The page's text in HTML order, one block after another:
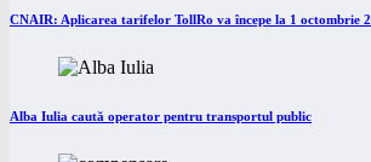
CNAIR: Aplicarea tarifelor TollRo va începe la 1 octombrie
Alba Iulia caută operator pentru transportul public